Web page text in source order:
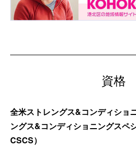
資格
全米ストレングス&コンディショ
ングス&コンディショニングスペ
CSCS）